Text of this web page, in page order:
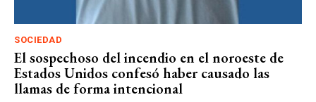
SOCIEDAD
El sospechoso del incendio en el noroeste de
Estados Unidos confesó haber causado las
llamas de forma intencional